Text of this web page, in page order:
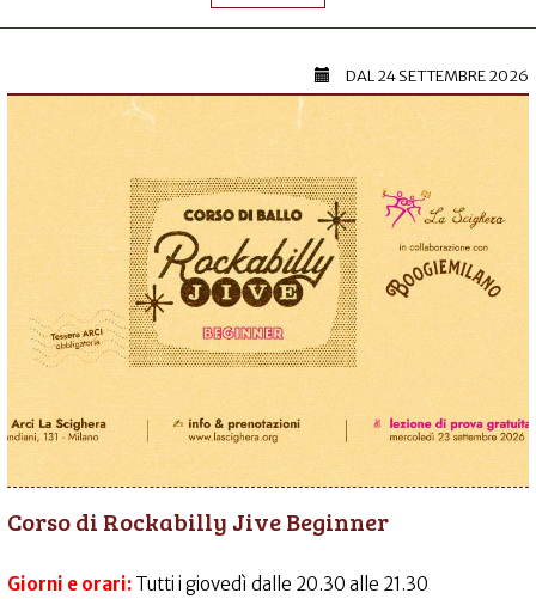
DAL24 SETTEMBRE 2026
Corso di Rockabilly Jive Beginner
Giorni e orari: Tutti i giovedì dalle 20.30 alle 21.30